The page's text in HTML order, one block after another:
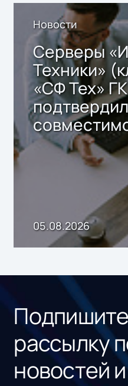
Новости
Серверы
Техники»
«СФ Тех»
решением
Storage
хранения
05.08.2026
рассылку
новостей